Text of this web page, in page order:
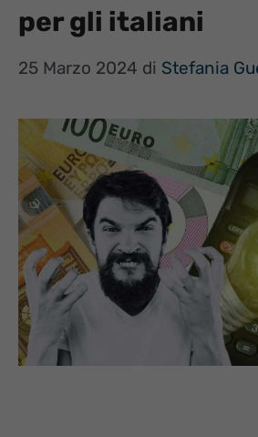
per gli italiani
25 Marzo 2024 di Stefania